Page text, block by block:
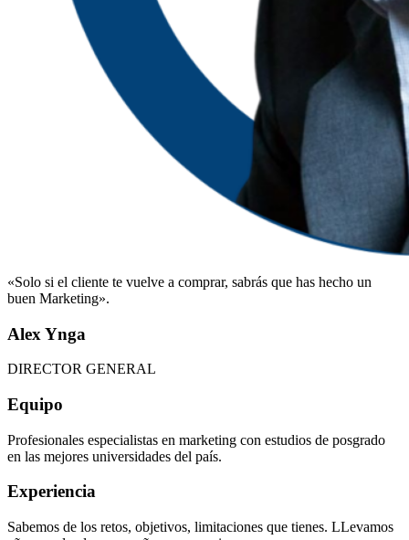
«Solo si el cliente te vuelve a comprar, sabrás que has hecho un
buen Marketing».
Alex Ynga
DIRECTOR GENERAL
Equipo
Profesionales especialistas en marketing con estudios de posgrado
en las mejores universidades del país.
Experiencia
Sabemos de los retos, objetivos, limitaciones que tienes. LLevamos